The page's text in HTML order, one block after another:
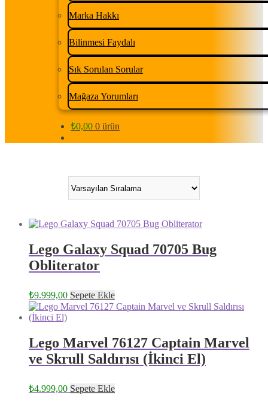
Marka Hakkı
Bilinmesi Faydalı
Sık Sorulan Sorular
Mağaza Yorumları
₺0,00 0 ürün
Lego Galaxy Squad 70705 Bug
Obliterator
₺9.999,00 Sepete Ekle
Lego Marvel 76127 Captain Marvel
ve Skrull Saldırısı (İkinci El)
₺4.999,00 Sepete Ekle